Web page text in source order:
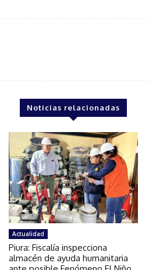
Noticias relacionadas
Actualidad
Piura: Fiscalía inspecciona
almacén de ayuda humanitaria